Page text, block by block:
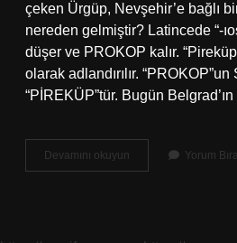
çeken Ürgüp, Nevşehir’e bağlı
nereden gelmiştir? Latincede “-
düşer ve PROKOP kalır.
olarak adlandırılır.
“PİREKÜP”tür. Bugün
Devamını okuyun
Neden
Yorum